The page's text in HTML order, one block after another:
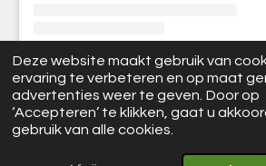
Deze website maakt gebruik van
ervaring te verbeteren en op maat
advertenties weer te geven. Door op
‘Accepteren’ te klikken, gaat u
gebruik van alle cookies.
© 2025 Maple Farm Adventures